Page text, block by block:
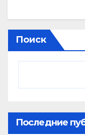
at
s
A
e
gr
a
Поиск
Последние